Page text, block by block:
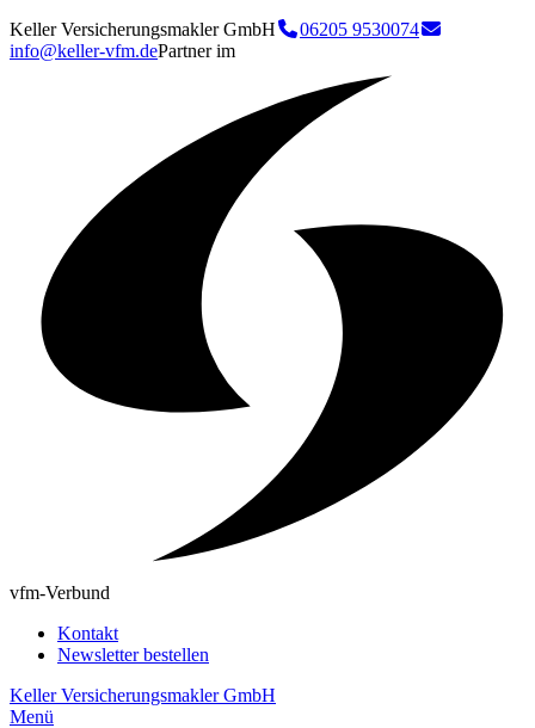
Keller Versicherungsmakler GmbH
06205 9530074
info@keller-vfm.dePartner im
vfm-Verbund
Kontakt
Newsletter bestellen
Keller Versicherungsmakler GmbH
Menü